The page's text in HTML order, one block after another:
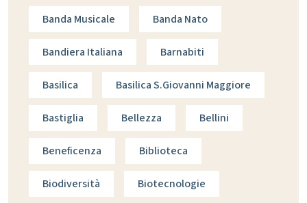
Banda Musicale Banda Nato
Bandiera Italiana Barnabiti
Basilica Basilica S.giovanni Maggiore
Bastiglia Bellezza Bellini
Beneficenza Biblioteca
Biodiversità Biotecnologie